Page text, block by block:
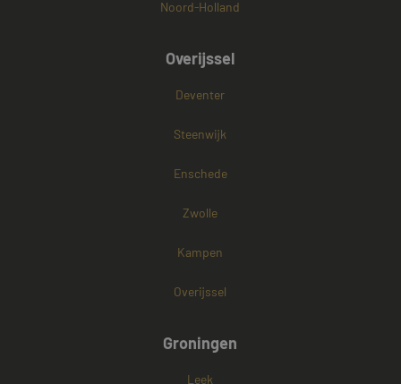
Noord-Holland
Overijssel
Deventer
Steenwijk
Enschede
Zwolle
Kampen
Overijssel
Groningen
Leek